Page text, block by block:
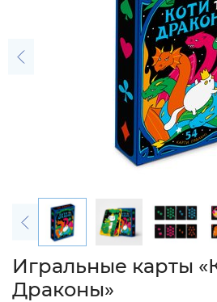
Игральные карты
Драконы»